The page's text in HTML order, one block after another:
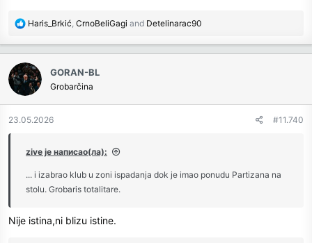
R
a
c
t
i
n
Haris_Brkić CrnoBeliGagi and Detelinarac90
GORAN-BL
Grobarčina
23.05.2026 #11.740
zive је написао(ла):
... i izabrao klub u zoni ispadanja dok je imao ponudu Partizana na
stolu. Grobaris totalitare.
Nije istina,ni blizu istine.